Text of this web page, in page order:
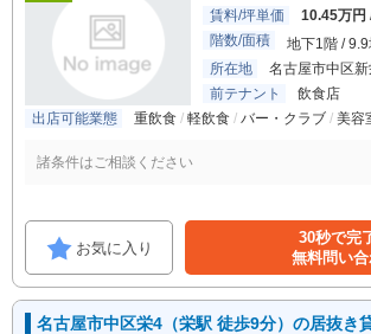
賃料/坪単価
10.45万円
階数/面積
地下1階 /
所在地
名古屋市中区新
前テナント
飲食店
出店可能業態
重飲食 軽飲食 バー・クラブ 美容
諸条件はご相談ください
お気に入り
30秒で完
無料問い
名古屋市中区栄4（栄駅 徒歩9分）の居抜き